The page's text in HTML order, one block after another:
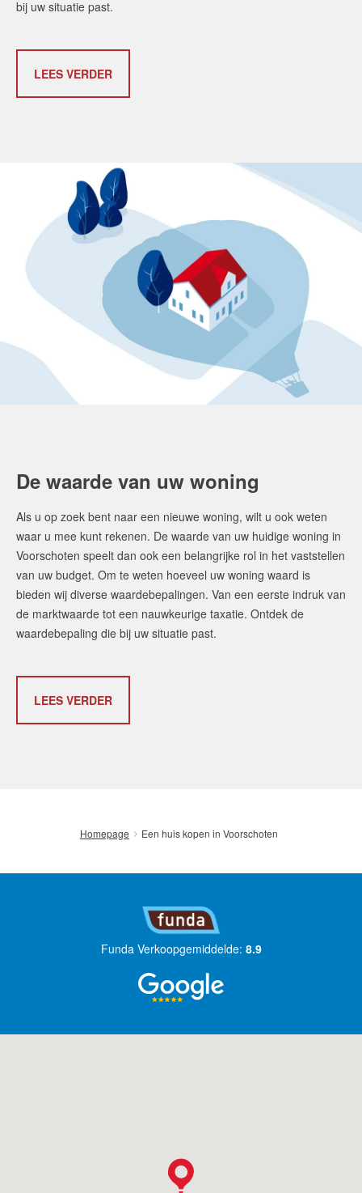
bij uw situatie past.
LEES VERDER
De waarde van uw woning
Als u op zoek bent naar een nieuwe woning, wilt u ook weten
waar u mee kunt rekenen. De waarde van uw huidige woning in
Voorschoten speelt dan ook een belangrijke rol in het vaststellen
van uw budget. Om te weten hoeveel uw woning waard is
bieden wij diverse waardebepalingen. Van een eerste indruk van
de marktwaarde tot een nauwkeurige taxatie. Ontdek de
waardebepaling die bij uw situatie past.
LEES VERDER
Homepage Een huis kopen in Voorschoten
Funda Verkoopgemiddelde: 8.9